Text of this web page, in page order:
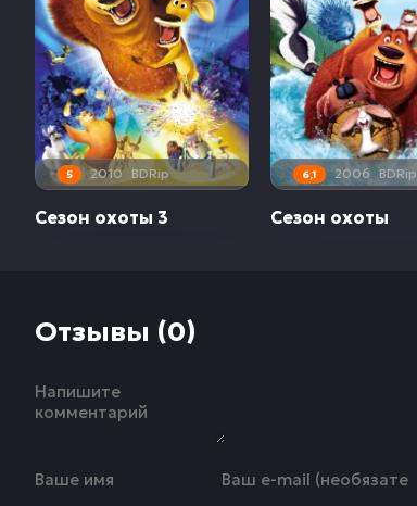
5 2010 BDRip
Сезон охоты 3
6,1 2006 BDRip
Сезон охоты
Отзывы (0)